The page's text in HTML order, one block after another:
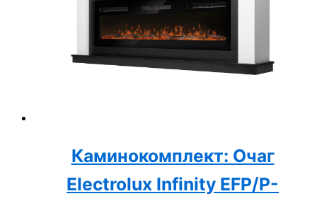
Каминокомплект: Очаг
Electrolux Infinity EFP/P-